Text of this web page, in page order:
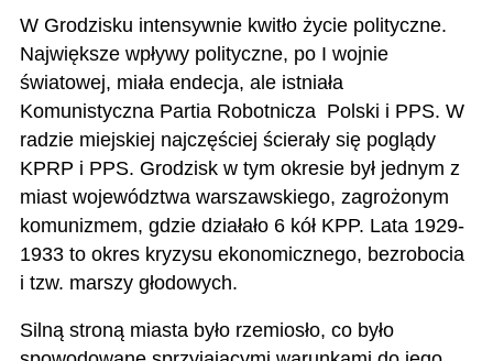
W Grodzisku intensywnie kwitło życie polityczne.
Największe wpływy polityczne, po I wojnie
światowej, miała endecja, ale istniała
Komunistyczna Partia Robotnicza Polski i PPS. W
radzie miejskiej najczęściej ścierały się poglądy
KPRP i PPS. Grodzisk w tym okresie był jednym z
miast województwa warszawskiego, zagrożonym
komunizmem, gdzie działało 6 kół KPP. Lata 1929-
1933 to okres kryzysu ekonomicznego, bezrobocia
i tzw. marszy głodowych.
Silną stroną miasta było rzemiosło, co było